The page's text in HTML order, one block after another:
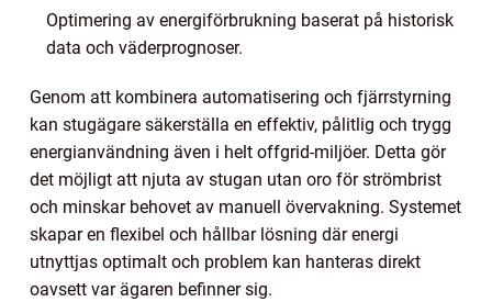
Optimering av energiförbrukning baserat på historisk
data och väderprognoser.
Genom att kombinera automatisering och fjärrstyrning
kan stugägare säkerställa en effektiv, pålitlig och trygg
energianvändning även i helt offgrid-miljöer. Detta gör
det möjligt att njuta av stugan utan oro för strömbrist
och minskar behovet av manuell övervakning. Systemet
skapar en flexibel och hållbar lösning där energi
utnyttjas optimalt och problem kan hanteras direkt
oavsett var ägaren befinner sig.